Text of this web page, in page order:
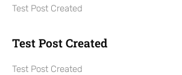
Test Post Created
Test Post Created
Test Post Created